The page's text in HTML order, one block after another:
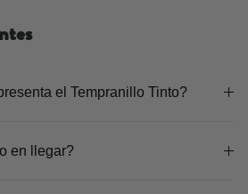
el Tempranillo Tinto?
en llegar?